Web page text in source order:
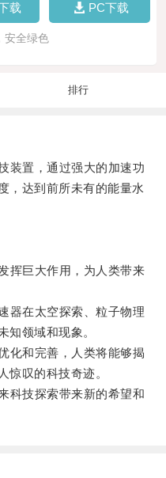
载 PC下载
安全绿色
排行
置，通过强大的加速功
，达到前所未有的能量水
巨大作用，为人类带来
在太空探索、粒子物理
知领域和现象。
和完善，人类将能够揭
惊叹的科技奇迹。
技探索带来新的希望和